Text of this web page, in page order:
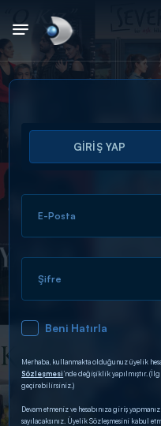
Arama
ARAMA SONUÇLARI
DİĞER SONUÇLAR
GİRİŞ YAP
E-Posta
Şifre
Beni Hatırla
Merhaba, kullanmakta olduğunuz üyelik
Sözleşmesi’nde değişiklik yapılmıştır.
geçirebilirsiniz.)
Devam etmeniz ve hesabınıza giriş
sayılacaksınız. Üyelik Sözleşmesini kabul